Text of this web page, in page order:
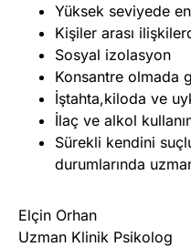
Yüksek seviyede
Kişiler arası
Sosyal izolasyon
Konsantre olmada
İştahta,kiloda ve
İlaç ve alkol
Sürekli kendini
durumlarında
Elçin Orhan
Uzman Klinik Psikolog